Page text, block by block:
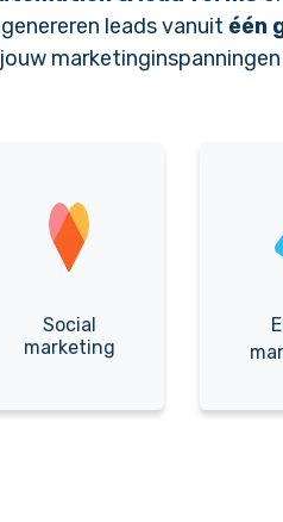
leads vanuit één
Social
marketing​